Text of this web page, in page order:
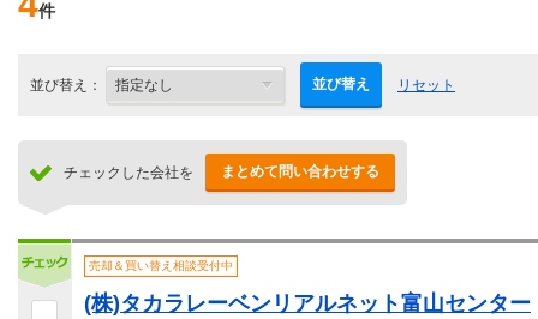
件
並び替え： 並び替え リセット
チェックした会社を まとめて問い合わせする
売却＆買い替え相談受付中
(株)タカラレーベンリアルネット富山センター